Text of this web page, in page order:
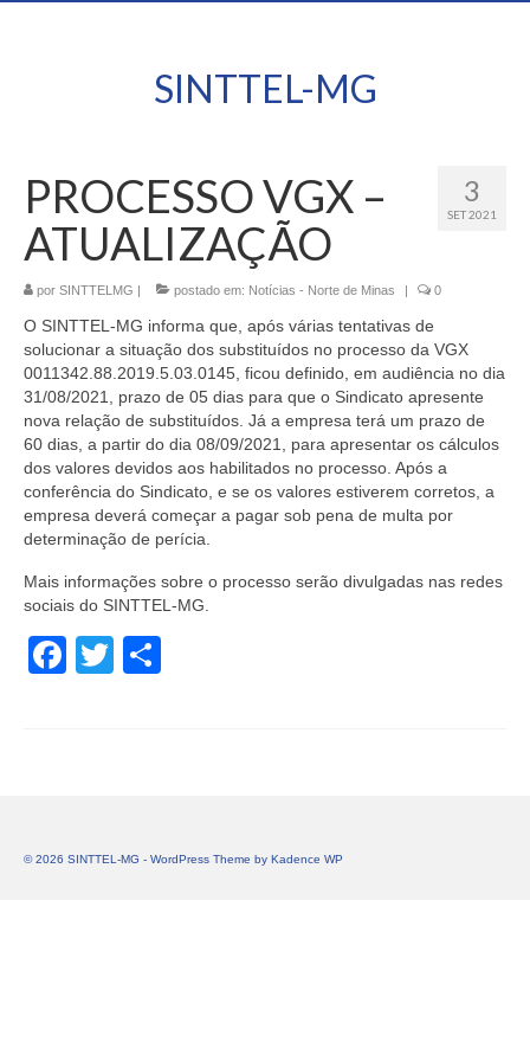
SINTTEL-MG
3
SET 2021
PROCESSO VGX –
ATUALIZAÇÃO
por SINTTELMG | postado em: Notícias - Norte de Minas | 0
O SINTTEL-MG informa que, após várias tentativas de
solucionar a situação dos substituídos no processo da VGX
0011342.88.2019.5.03.0145 , ficou definido, em audiência no dia
31/08/2021, prazo de 05 dias para que o Sindicato apresente
nova relação de substituídos. Já a empresa terá um prazo de
60 dias, a partir do dia 08/09/2021,
para apresentar os cálculos
dos valores devidos aos habilitados no processo. Após a
conferência do Sindicato, e se os valores estiverem corretos, a
empresa deverá começar a pagar sob pena de multa por
determinação de perícia.
Mais informações sobre o processo serão divulgadas nas redes
sociais do SINTTEL-MG.
Facebook
Twitter
© 2026 SINTTEL-MG - WordPress Theme by Kadence WP